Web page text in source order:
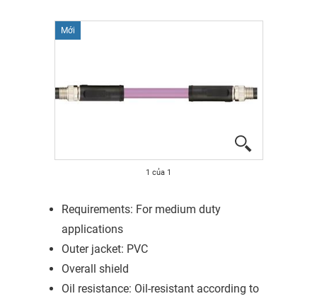
Mới
1 của 1
Requirements: For medium duty
applications
Outer jacket: PVC
Overall shield
Oil resistance: Oil-resistant according to